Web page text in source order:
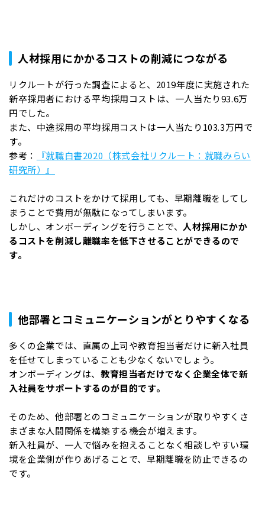
人材採用にかかるコストの削減につながる
リクルートが行った調査によると、2019年度に実施された
新卒採用者における平均採用コストは、一人当たり93.6万
円でした。
また、中途採用の平均採用コストは一人当たり103.3万円で
す。
参考：
『就職白書2020（株式会社リクルート：就職みらい
研究所）』
これだけのコストをかけて採用しても、早期離職をしてし
まうことで費用が無駄になってしまいます。
しかし、オンボーディングを行うことで、 人材採用にかか
るコストを削減し離職率を低下させることができるので
す。
他部署とコミュニケーションがとりやすくなる
多くの企業では、直属の上司や教育担当者だけに新入社員
を任せてしまっていることも少なくないでしょう。
オンボーディングは、 教育担当者だけでなく企業全体で新
入社員をサポートするのが目的です。
そのため、他部署とのコミュニケーションが取りやすくさ
まざまな人間関係を構築する機会が増えます。
新入社員が、一人で悩みを抱えることなく相談しやすい環
境を企業側が作りあげることで、早期離職を防止できるの
です。